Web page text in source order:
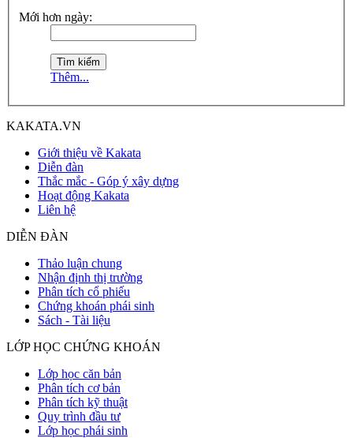
Mới hơn ngày:
Thêm...
KAKATA.VN
Giới thiệu về Kakata
Diễn đàn
Thắc mắc - Góp ý xây dựng
Hoạt động Kakata
Liên hệ
DIỄN ĐÀN
Thảo luận chung
Nhận định thị trường
Phân tích cổ phiếu
Chứng khoán phái sinh
Sách - Tài liệu
LỚP HỌC CHỨNG KHOÁN
Lớp học căn bản
Phân tích cơ bản
Phân tích kỹ thuật
Quy trình đầu tư
Lớp học phái sinh